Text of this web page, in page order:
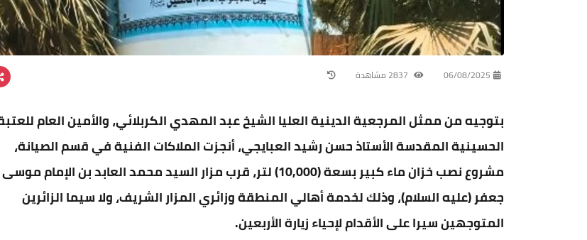
06/08/2025
بتوجيه من ممثل المرجعية الدينية العليا الشيخ عبد المهدي الكربلائي، والأمين العام
الحسينية المقدسة الأستاذ حسن رشيد العبايجي، أنجزت الملاكات الفنية في قسم الصيانة،
مشروع نصب خزان ماء كبير بسعة (10,000) لتر، قرب مزار السيد محمد العابد بن الإمام
جعفر (عليه السلام)، وذلك لخدمة أهالي المنطقة وزائري المزار الشريف، ولا سيما الزائرين
المتوجهين سيرا على الأقدام لإحياء زيارة الأربعين.